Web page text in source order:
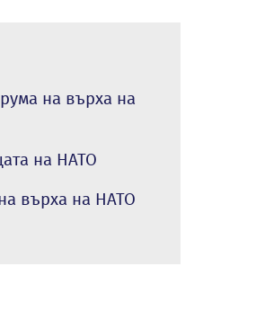
на върха на
на НАТО
върха на НАТО